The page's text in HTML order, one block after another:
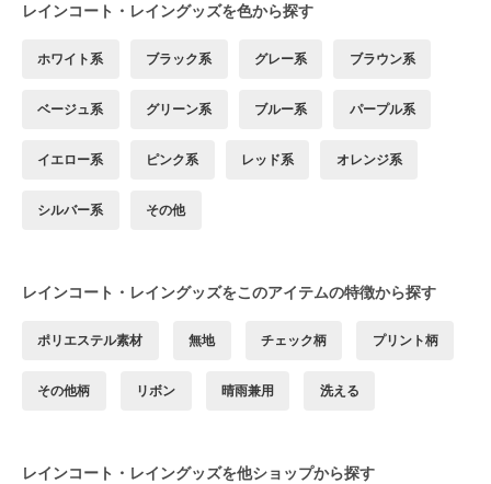
レインコート・レイングッズを色から探す
ホワイト系 ブラック系 グレー系 ブラウン系
ベージュ系 グリーン系 ブルー系 パープル系
イエロー系 ピンク系 レッド系 オレンジ系
シルバー系 その他
レインコート・レイングッズをこのアイテムの特徴から探す
ポリエステル素材 無地 チェック柄 プリント柄
その他柄 リボン 晴雨兼用 洗える
レインコート・レイングッズを他ショップから探す